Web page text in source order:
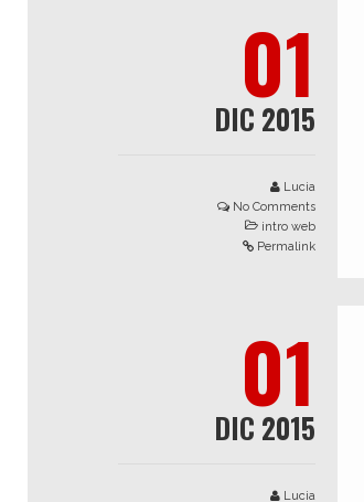
01
DIC 2015
Lucia
No Comments
intro web
Permalink
01
DIC 2015
Lucia